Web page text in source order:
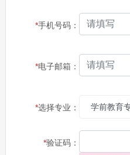
*手机号码：
*电子邮箱：
*选择专业：
*验证码：